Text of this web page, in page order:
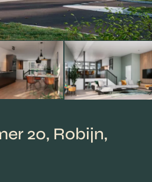
20, Robijn,